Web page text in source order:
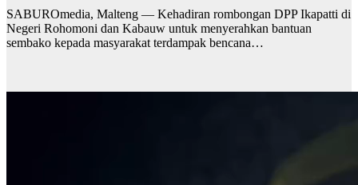
SABUROmedia, Malteng — Kehadiran rombongan DPP Ikapatti di
Negeri Rohomoni dan Kabauw untuk menyerahkan bantuan
sembako kepada masyarakat terdampak bencana…